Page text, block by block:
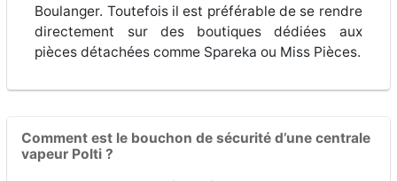
Boulanger. Toutefois il est préférable de se rendre
directement sur des boutiques dédiées aux
pièces détachées comme Spareka ou Miss Pièces.
Comment est le bouchon de sécurité d’une centrale
vapeur Polti ?